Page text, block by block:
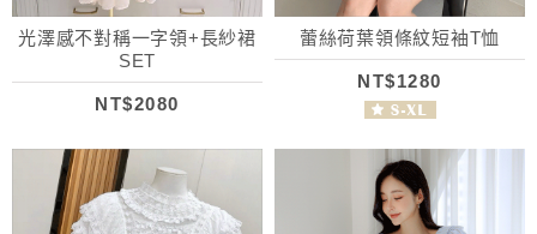
光澤感不對稱一字領+長紗裙
SET
NT$2080
蕾絲荷葉領條紋短袖T恤
NT$1280